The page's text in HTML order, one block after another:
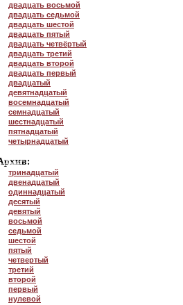
двадцать восьмой
двадцать седьмой
двадцать шестой
двадцать пятый
двадцать четвёртый
двадцать третий
двадцать второй
двадцать первый
двадцатый
девятнадцатый
восемнадцатый
семнадцатый
шестнадцатый
пятнадцатый
четырнадцатый
тринадцатый
двенадцатый
одиннадцатый
десятый
девятый
восьмой
седьмой
шестой
пятый
четвертый
третий
второй
первый
нулевой